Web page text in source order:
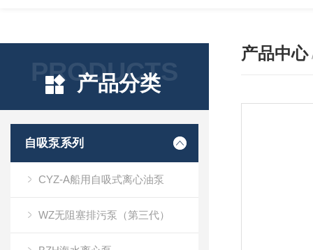
PRODUCTS
产品分类
自吸泵系列
CYZ-A船用自吸式离心油泵
WZ无阻塞排污泵（第三代）
产品中心